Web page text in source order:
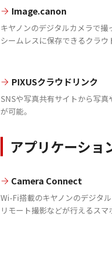
Image.canon
キヤノンのデジタルカメラで撮
シームレスに保存できるクラウ
PIXUSクラウドリンク
SNSや写真共有サイトから写真
が可能。
アプリケーショ
Camera Connect
Wi-Fi搭載のキヤノンのデジタル
リモート撮影などが行えるスマ